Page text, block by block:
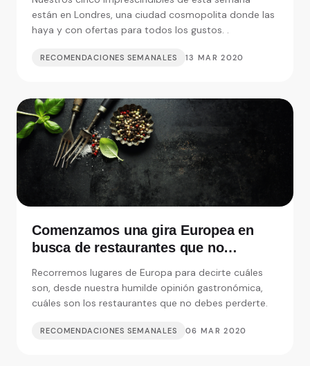
imprescindibles
están en Londres, una ciudad cosmopolita donde las
RECOMENDACIONES SEMANALES 13 MAR 2020
Comenzamos una gira Europea en
busca de restaurantes que no
debemos perdernos
Recorremos lugares de Europa para decirte cuáles
son, desde nuestra humilde opinión gastronómica,
cuáles son los restaurantes que no debes perderte.
RECOMENDACIONES SEMANALES 06 MAR 2020